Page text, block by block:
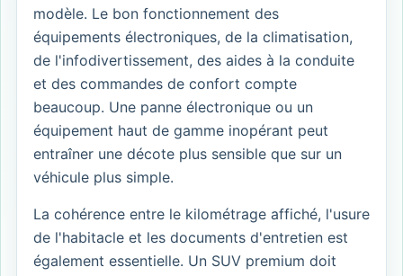
modèle. Le bon fonctionnement des
équipements électroniques, de la climatisation,
de l'infodivertissement, des aides à la conduite
et des commandes de confort compte
beaucoup. Une panne électronique ou un
équipement haut de gamme inopérant peut
entraîner une décote plus sensible que sur un
véhicule plus simple.
La cohérence entre le kilométrage affiché, l'usure
de l'habitacle et les documents d'entretien est
également essentielle. Un SUV premium doit